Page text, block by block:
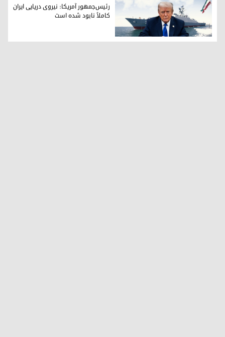
رئیس‌جمهور آمریکا: نیروی دریایی ایران کاملاً نابود شده است
رئیس‌جمهور آمریکا: نیروی دریایی ایران
کاملاً نابود شده است